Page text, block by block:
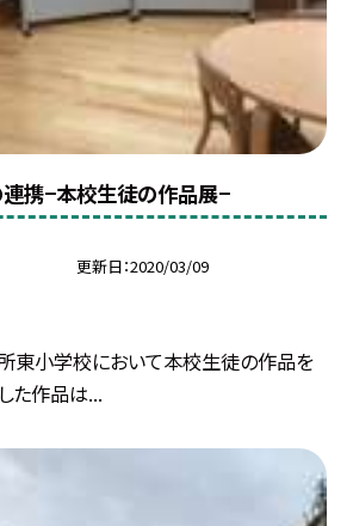
携−本校生徒の作品展−
更新日 2020/03/09
東小学校において本校生徒の作品を
た作品は...